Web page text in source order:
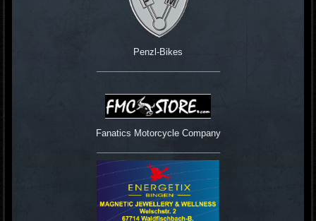
Penzl-Bikes
Fanatics Motorcycle Company